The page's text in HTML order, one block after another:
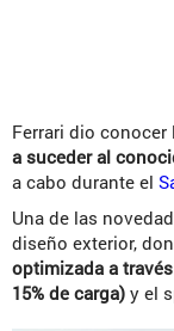
Ferrari dio conocer
a suceder al
a cabo durante el
Una de las
diseño exterior,
optimizada a
15% de carga) y el